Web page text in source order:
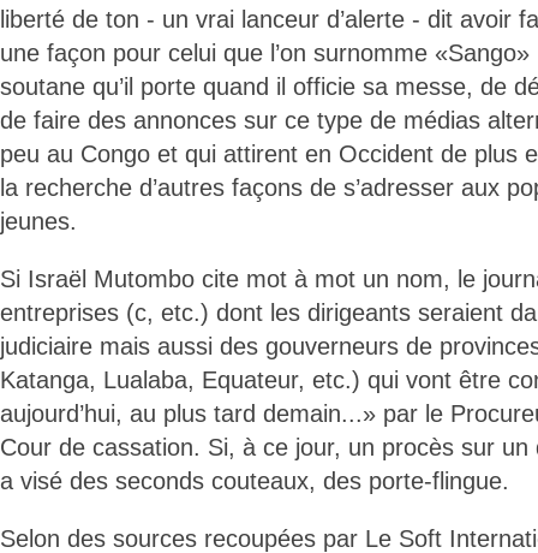
liberté de ton - un vrai lanceur d’alerte - dit avoir
une façon pour celui que l’on surnomme
soutane qu’il porte quand il officie sa messe, de
de faire des annonces sur ce type de médias
peu au Congo et qui attirent en Occident de plus
la recherche d’autres façons de s’adresser aux
jeunes.
Si Israël Mutombo cite mot à mot un nom, le
entreprises (c, etc.) dont les dirigeants seraient
judiciaire mais aussi des gouverneurs de
Katanga, Lualaba, Equateur, etc.) qui vont être
aujourd’hui, au plus tard demain...» par le
Cour de cassation. Si, à ce jour, un procès sur
a visé des seconds couteaux, des porte-flingue.
Selon des sources recoupées par Le Soft